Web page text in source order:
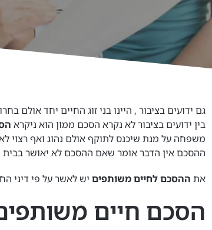
גם ידועים בציבור , היינו בני זוג החיים יחד אולם
בין ידועים בציבור לא נקרא הסכם ממון הוא ניקרא
משפחה על מנת שיכנס לתוקף אולם נהוג ואף רצוי
ההסכם אין הדבר אומר שאם ההסכם לא יאושר
את ההסכם לחיים משותפים יש לאשר על פי דיני
הסכם חיים